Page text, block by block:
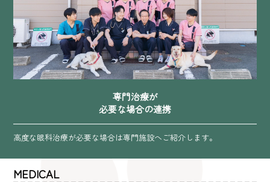
専門治療が
必要な場合の連携
高度な眼科治療が必要な場合は専門施設へご紹介します。
MEDICAL